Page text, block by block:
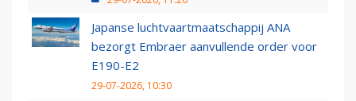
Japanse luchtvaartmaatschappij ANA
bezorgt Embraer aanvullende order voor
E190-E2
29-07-2026, 10:30